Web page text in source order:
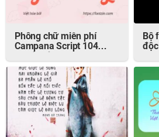
Phông chữ miễn phí
Campana Script 104
Bộ